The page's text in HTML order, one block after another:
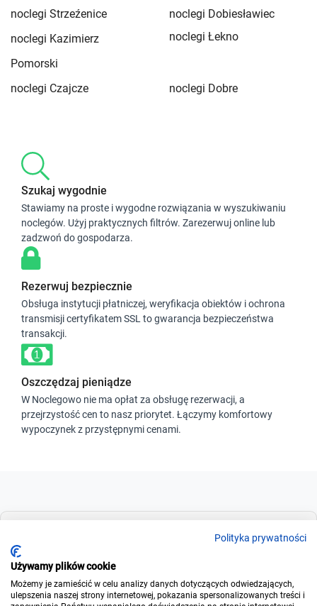
noclegi Strzeźenice
noclegi Dobiesławiec
noclegi Kazimierz
Pomorski
noclegi Łekno
noclegi Czajcze noclegi Dobre
Szukaj wygodnie
Stawiamy na proste i wygodne rozwiązania w wyszukiwaniu
noclegów. Użyj praktycznych filtrów. Zarezerwuj online lub
zadzwoń do gospodarza.
Rezerwuj bezpiecznie
Obsługa instytucji płatniczej, weryfikacja obiektów i ochrona
transmisji certyfikatem SSL to gwarancja bezpieczeństwa
transakcji.
Oszczędzaj pieniądze
W Noclegowo nie ma opłat za obsługę rezerwacji, a
przejrzystość cen to nasz priorytet. Łączymy komfortowy
wypoczynek z przystępnymi cenami.
Dla wynajmujących
Polityka prywatności
Używamy plików cookie
Możemy je zamieścić w celu analizy danych dotyczących odwiedzających,
ulepszenia naszej strony internetowej, pokazania spersonalizowanych treści i